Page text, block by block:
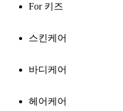
For 키즈
스킨케어
바디케어
헤어케어